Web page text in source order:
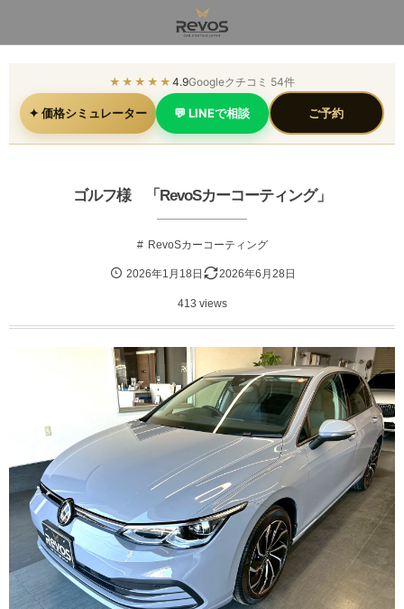
★★★★★ 4.9Googleクチコミ 54件
✦ 価格シミュレーター 💬 LINEで相談 ご予約
ゴルフ様 「RevoSカーコーティング」
RevoSカーコーティング
2026年1月18日 2026年6月28日
413 views